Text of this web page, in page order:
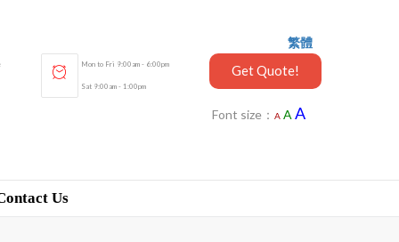
繁體
Mon to Fri 9:00am - 6:00pm
Sat 9:00am - 1:00pm
Get Quote!
Font size： A A A
Us